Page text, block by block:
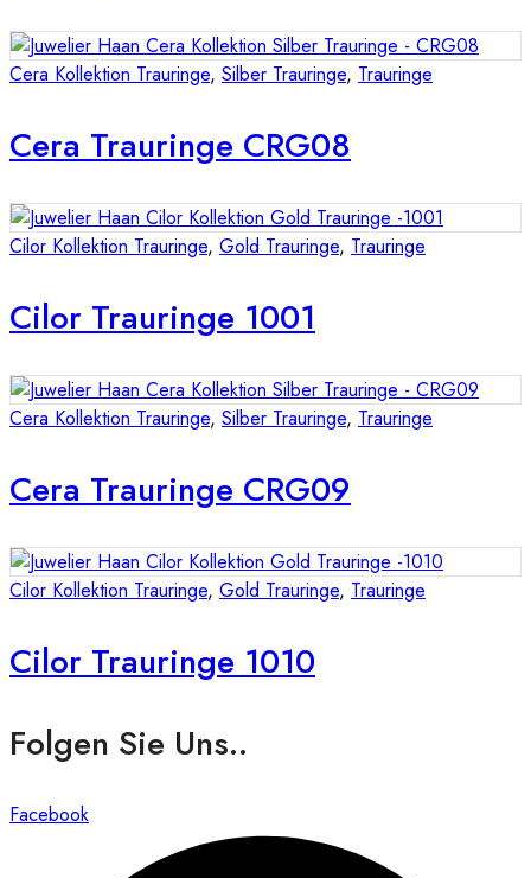
Cera Kollektion Trauringe, Silber Trauringe, Trauringe
Cera Trauringe CRG08
Cilor Kollektion Trauringe, Gold Trauringe, Trauringe
Cilor Trauringe 1001
Cera Kollektion Trauringe, Silber Trauringe, Trauringe
Cera Trauringe CRG09
Cilor Kollektion Trauringe, Gold Trauringe, Trauringe
Cilor Trauringe 1010
Folgen Sie Uns..
Facebook